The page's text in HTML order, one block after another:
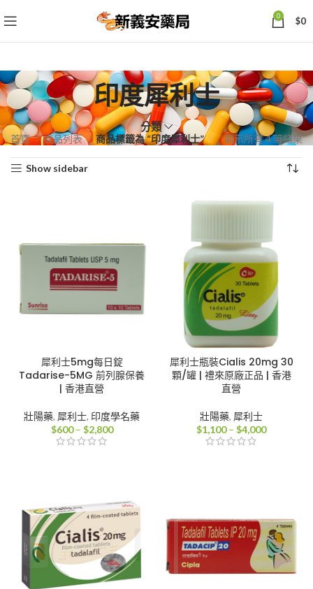
0 $0
印度犀利士
分類
首頁 商品列表 商品標籤為 “印度犀利士” 顯示所有 4 筆結果依
Show sidebar
犀利士5mg每日錠
Tadarise-5MG 前列腺保養
| 香港直營
壯陽藥, 犀利士, 印度學名藥
$600 – $2,800價
$2,800
犀利士瓶裝Cialis 20mg 30
顆/罐 | 禮來原廠正品 | 香港
直營
壯陽藥, 犀利士
$1,100 – $4,000價